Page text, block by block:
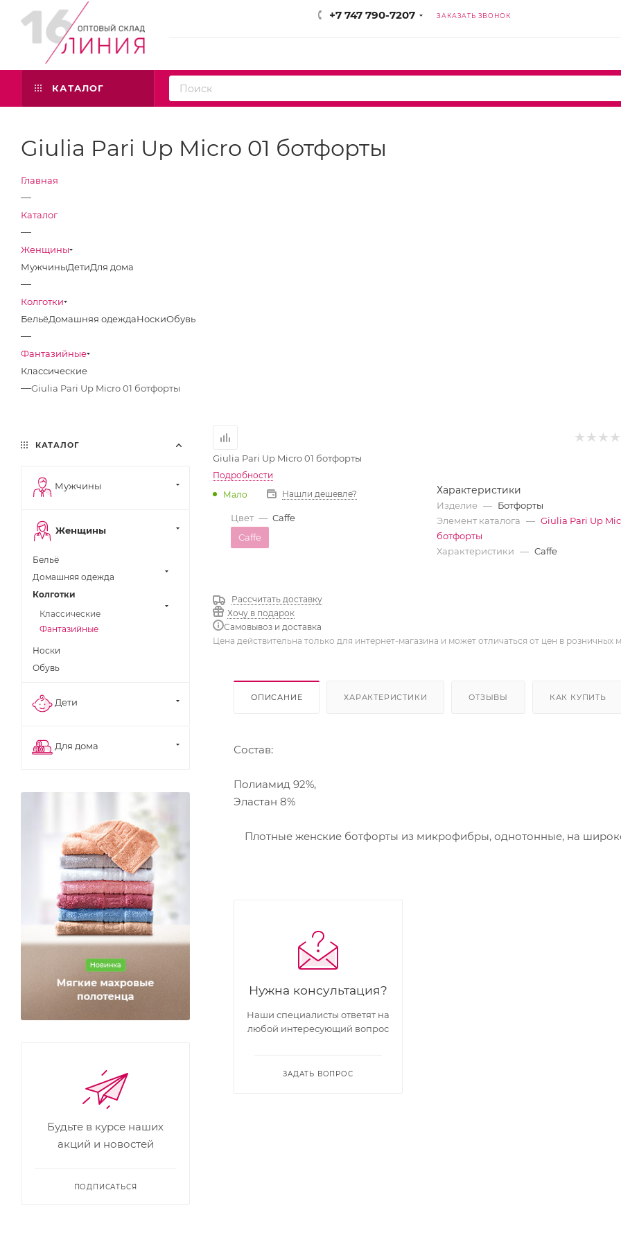
+7 747 790-7207 ЗАКАЗАТЬ ЗВОНОК
КАТАЛОГ
Giulia Pari Up Micro 01 ботфорты
Главная
—
Каталог
—
Женщины
МужчиныДетиДля дома
—
Колготки
БельёДомашняя одеждаНоскиОбувь
—
Фантазийные
Классические
—Giulia Pari Up Micro 01 ботфорты
Giulia Pari Up Micro 01 ботфорты
Подробности
Мало
Нашли дешевле?
Цвет — Caffe
Caffe
Рассчитать доставку
Хочу в подарок
Самовывоз и доставка
Характеристики
Изделие — Ботфорты
Элемент каталога — Giulia Pari Up
ботфорты
Характеристики — Caffe
Цена действительна только для интернет-магазина и может отличаться от цен в розничных
ОПИСАНИЕ ХАРАКТЕРИСТИКИ ОТЗЫВЫ КАК КУПИТЬ
Состав:
Полиамид 92%,
Эластан 8%
Плотные женские ботфорты из микрофибры, однотонные, на
Нужна консультация?
Наши специалисты ответят на
любой интересующий вопрос
ЗАДАТЬ ВОПРОС
КАТАЛОГ
Мужчины
Женщины
Бельё
Домашняя одежда
Колготки
Классические
Фантазийные
Носки
Обувь
Дети
Для дома
Будьте в курсе наших
акций и новостей
ПОДПИСАТЬСЯ